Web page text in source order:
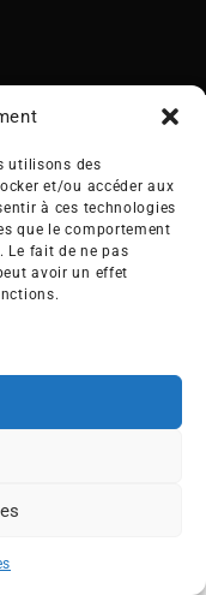
utilisons des
et/ou accéder aux
à ces technologies
que le comportement
Le fait de ne pas
avoir un effet
Entreprises pour
de grandes
de tous les secteurs
face